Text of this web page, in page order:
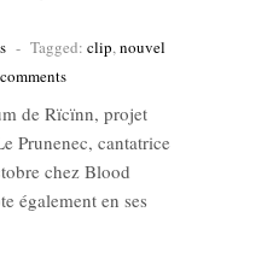
- Tagged: clip,nouvel
de Rïcïnn, projet
Prunenec, cantatrice
chez Blood
également en ses